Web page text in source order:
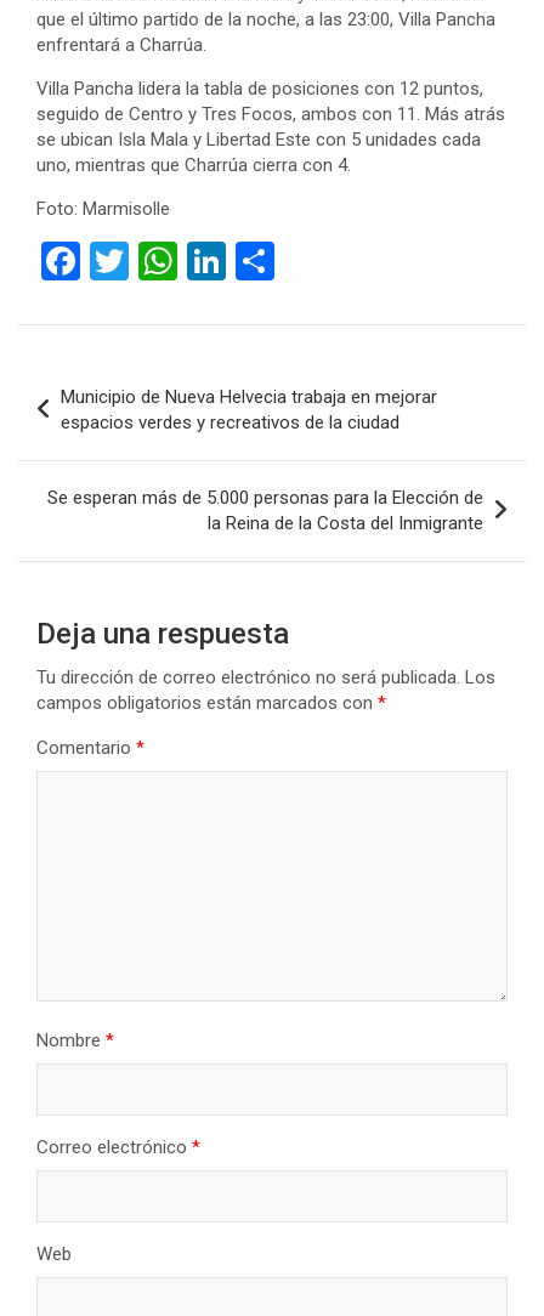
que el último partido de la noche, a las 23:00, Villa Pancha
enfrentará a Charrúa.
Villa Pancha lidera la tabla de posiciones con 12 puntos,
seguido de Centro y Tres Focos, ambos con 11. Más atrás
se ubican Isla Mala y Libertad Este con 5 unidades cada
uno, mientras que Charrúa cierra con 4.
Foto: Marmisolle
F
ce
o
o
k
T
tt
W
at
A
p
p
Li
ke
n
m
ar
tir
de
entradas
Municipio de Nueva Helvecia trabaja en mejorar
espacios verdes y recreativos de la ciudad
Se esperan más de 5.000 personas para la Elección de
la Reina de la Costa del Inmigrante
Deja una respuesta
Tu dirección de correo electrónico no será publicada. Los
campos obligatorios están marcados con *
Comentario *
Nombre *
Correo electrónico *
Web